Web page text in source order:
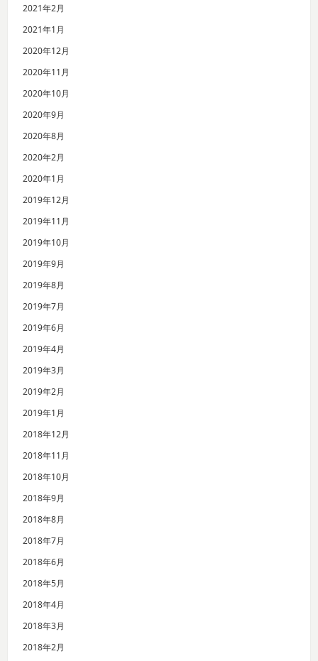
2021年2月
2021年1月
2020年12月
2020年11月
2020年10月
2020年9月
2020年8月
2020年2月
2020年1月
2019年12月
2019年11月
2019年10月
2019年9月
2019年8月
2019年7月
2019年6月
2019年4月
2019年3月
2019年2月
2019年1月
2018年12月
2018年11月
2018年10月
2018年9月
2018年8月
2018年7月
2018年6月
2018年5月
2018年4月
2018年3月
2018年2月